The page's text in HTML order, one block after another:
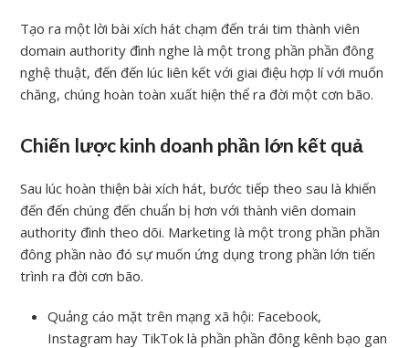
Tạo ra một lời bài xích hát chạm đến trái tim thành viên
domain authority đình nghe là một trong phần phần đông
nghệ thuật, đến đến lúc liên kết với giai điệu hợp lí với muốn
chăng, chúng hoàn toàn xuất hiện thể ra đời một cơn bão.
Chiến lược kinh doanh phần lớn kết quả
Sau lúc hoàn thiện bài xích hát, bước tiếp theo sau là khiến
đến đến chúng đến chuẩn bị hơn với thành viên domain
authority đình theo dõi. Marketing là một trong phần phần
đông phần nào đó sự muốn ứng dụng trong phần lớn tiến
trình ra đời cơn bão.
Quảng cáo mặt trên mạng xã hội: Facebook,
Instagram hay TikTok là phần phần đông kênh bạo gan